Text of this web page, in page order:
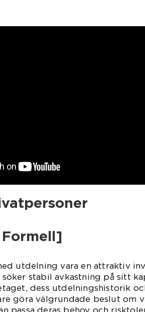
Formell]
utdelning vara en attraktiv
stabil avkastning på sitt
dess utdelningshistorik
göra välgrundade beslut om
passa deras behov och